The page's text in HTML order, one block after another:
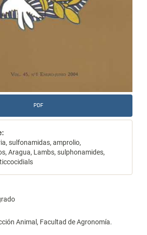
PDF
sulfonamidas, amprolio,
Aragua, Lambs, sulphonamides,
Animal, Facultad de Agronomía.